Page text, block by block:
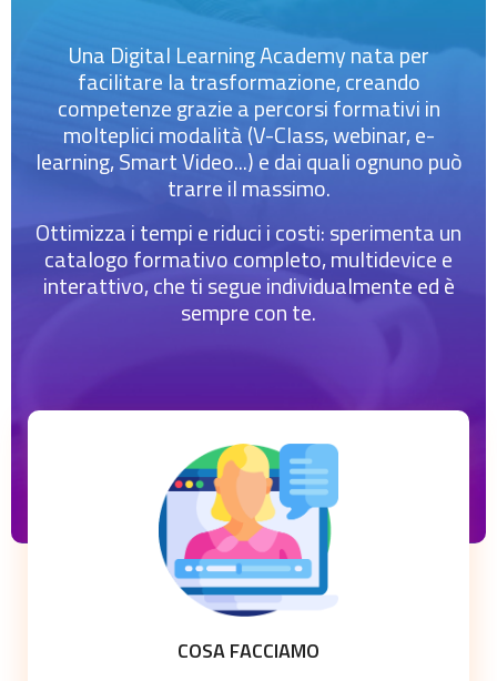
Una Digital Learning Academy nata per
facilitare la trasformazione, creando
competenze grazie a percorsi formativi in
molteplici modalità (V-Class, webinar, e-
learning, Smart Video...) e dai quali ognuno può
trarre il massimo.
Ottimizza i tempi e riduci i costi: sperimenta un
catalogo formativo completo, multidevice e
interattivo, che ti segue individualmente ed è
sempre con te.
COSA FACCIAMO